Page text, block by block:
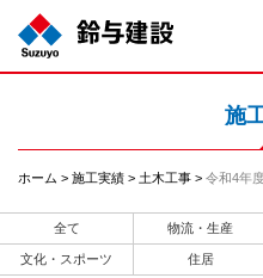
施
ホーム 施工実績 土木工事 令和4年
全て 物流・生産
文化・スポーツ 住居